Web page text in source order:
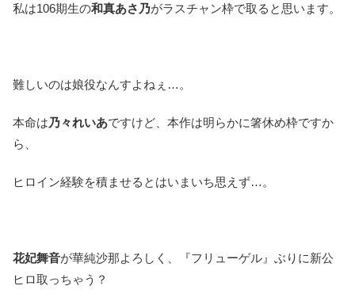
私は106期生の和真あさ乃がラスチャン枠で取ると思います。
難しいのは娘役なんすよねぇ…。
本命は乃々れいあですけど、本作は明らかに箸休め枠ですか
ら、
ヒロイン経験を積ませるとはいまいち思えず…。
花妃舞音が華純沙那よろしく、『フリューゲル』ぶりに新公
ヒロ取っちゃう？